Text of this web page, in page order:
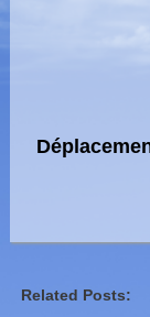
Related Posts: